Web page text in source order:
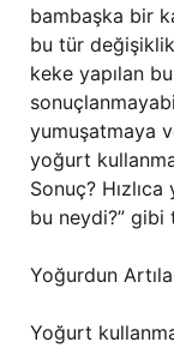
bambaşka bir
bu tür
keke yapılan
yumuşatmaya
yoğurt
Sonuç?
bu neydi?” gibi
Yoğurdun
Yoğurt